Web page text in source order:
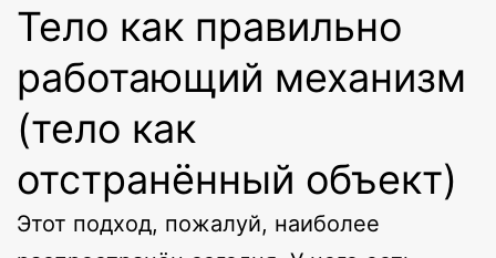
Тело как правильно
работающий механизм
(тело как
отстранённый объект)
Этот подход, пожалуй, наиболее